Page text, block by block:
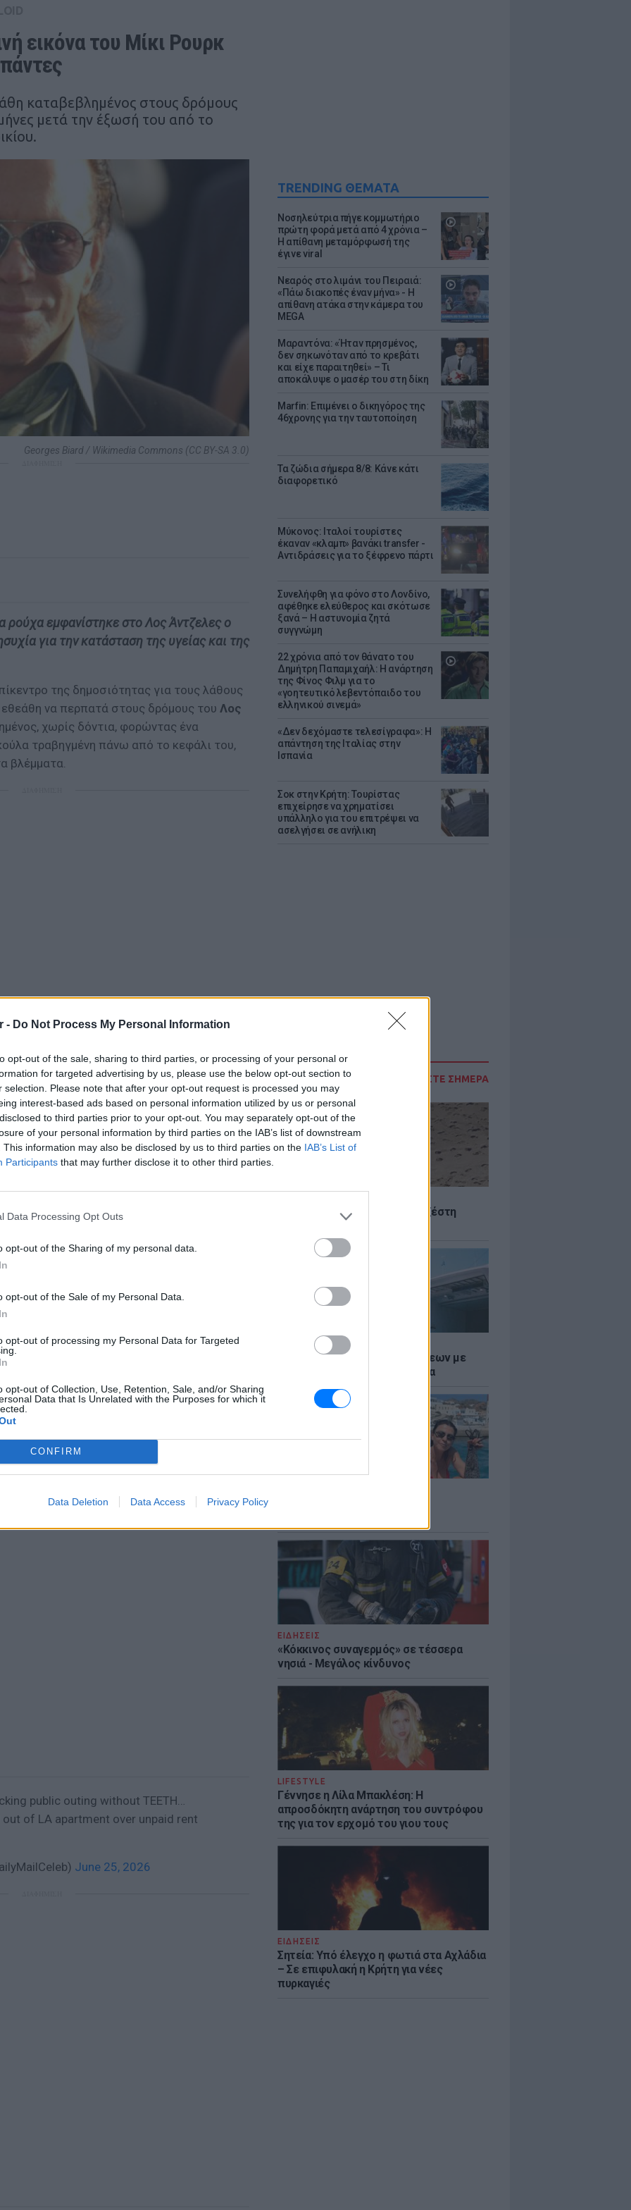
- Do Not Process My Personal Information
opt-out of the sale, sharing to third parties, or processing of your personal or
for targeted advertising by us, please use the below opt-out section to
selection. Please note that after your opt-out request is processed you may
interest-based ads based on personal information utilized by us or personal
to third parties prior to your opt-out. You may separately opt-out of the
of your personal information by third parties on the IAB’s list of downstream
This information may also be disclosed by us to third parties on the IAB’s List of
Participants that may further disclose it to other third parties.
Data Processing Opt Outs
opt-out of the Sharing of my personal data.
opt-out of the Sale of my Personal Data.
opt-out of processing my Personal Data for Targeted
opt-out of Collection, Use, Retention, Sale, and/or Sharing
Data that Is Unrelated with the Purposes for which it
CONFIRM
Data Deletion Data Access Privacy Policy
TRENDING ΘΕΜΑΤΑ
Νοσηλεύτρια πήγε κομμωτήριο
πρώτη φορά μετά από 4 χρόνια –
Η απίθανη μεταμόρφωσή της
έγινε viral
Νεαρός στο λιμάνι του Πειραιά:
«Πάω διακοπές έναν μήνα» - Η
απίθανη ατάκα στην κάμερα του
MEGA
Μαραντόνα: «Ήταν πρησμένος,
δεν σηκωνόταν από το κρεβάτι
και είχε παραιτηθεί» – Τι
αποκάλυψε ο μασέρ του στη δίκη
Marfin: Επιμένει ο δικηγόρος της
46χρονης για την ταυτοποίηση
Τα ζώδια σήμερα 8/8: Κάνε κάτι
διαφορετικό
Μύκονος: Ιταλοί τουρίστες
έκαναν «κλαμπ» βανάκι transfer -
Αντιδράσεις για το ξέφρενο πάρτι
Συνελήφθη για φόνο στο Λονδίνο,
αφέθηκε ελεύθερος και σκότωσε
ξανά – Η αστυνομία ζητά
συγγνώμη
22 χρόνια από τον θάνατο του
Δημήτρη Παπαμιχαήλ: Η ανάρτηση
της Φίνος Φιλμ για το
«γοητευτικό λεβεντόπαιδο του
ελληνικού σινεμά»
«Δεν δεχόμαστε τελεσίγραφα»: Η
απάντηση της Ιταλίας στην
Ισπανία
Σοκ στην Κρήτη: Τουρίστας
επιχείρησε να χρηματίσει
υπάλληλο για του επιτρέψει να
ασελγήσει σε ανήλικη
ΔΙΑΒΑΣΤΕ ΣΗΜΕΡΑ
Καιρός: Πού θα «χτυπήσει» η ζέστη
ΕΙΔΗΣΕΙΣ
Αύγουστος: Ρεκόρ Αναχωρήσεων με
56.000 Ταξιδιώτες στα Λιμάνια
ΕΙΔΗΣΕΙΣ
«Κόκκινος συναγερμός» σε τέσσερα
νησιά - Μεγάλος κίνδυνος
LIFESTYLE
Γέννησε η Λίλα Μπακλέση: Η
απροσδόκητη ανάρτηση του συντρόφου
της για τον ερχομό του γιου τους
ΕΙΔΗΣΕΙΣ
Σητεία: Υπό έλεγχο η φωτιά στα Αχλάδια
– Σε επιφυλακή η Κρήτη για νέες
πυρκαγιές
εικόνα του Μίκι Ρουρκ
καταβεβλημένος στους δρόμους
μετά την έξωσή του από το
Georges Biard / Wikimedia Commons (CC BY-SA 3.0)
ρούχα εμφανίστηκε στο Λος Άντζελες ο
για την κατάσταση της υγείας και της
της δημοσιότητας για τους λάθους
να περπατά στους δρόμους του Λος
χωρίς δόντια, φορώντας ένα
τραβηγμένη πάνω από το κεφάλι του,
βλέμματα.
προκάλεσαν άμεσα ανησυχία στους
τη δημοσιοποίηση της δύσκολης
στην οποία βρίσκεται ο κάποτε
από την κατοικία του στο Λος
ενοίκια ύψους περίπου
Τ. Γκόλντι, παραχωρώντας του την
ακυρώνοντας το υπόλοιπο της μισθωτικής
έξωσης εντός του χρονικού
τηςΚαλιφόρνιας
, γεγονός που
της απόφασης. Η απόφαση αφορούσε
του ακινήτου και όχι τις οικονομικές
σύμβαση ενοικίασης.
ΔΙΑΦΗΜΙΣΗ
public outing without TEETH…
of LA apartment over unpaid rent
June 25, 2026